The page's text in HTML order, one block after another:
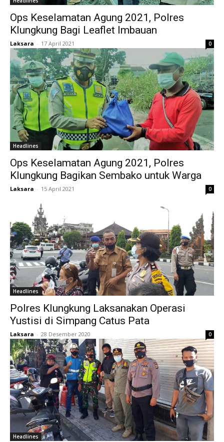
Ops Keselamatan Agung 2021, Polres
Klungkung Bagi Leaflet Imbauan
Laksara - 17 April 2021 0
Headlines
Ops Keselamatan Agung 2021, Polres
Klungkung Bagikan Sembako untuk Warga
Laksara - 15 April 2021 0
Headlines
Polres Klungkung Laksanakan Operasi
Yustisi di Simpang Catus Pata
Laksara - 28 Desember 2020 0
Headlines